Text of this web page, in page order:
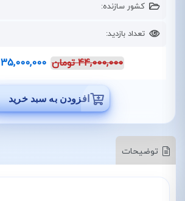
کشور سازنده:
تعداد بازدید:
44,000,000 تومان 35,000,000
افزودن به سبد خرید
توضیحات